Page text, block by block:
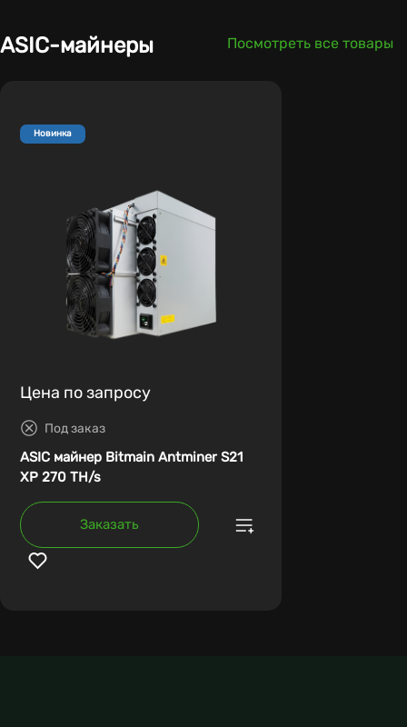
ASIC-майнеры Посмотреть все товары
Новинка
Цена по запросу
Под заказ
ASIC майнер Bitmain Antminer S21
XP 270 TH/s
Заказать